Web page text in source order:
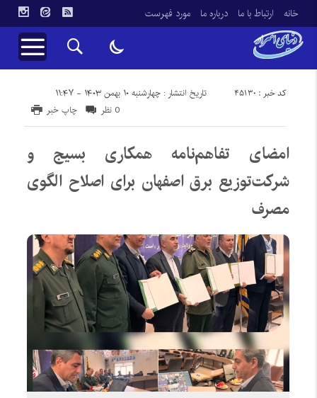
خانه ارتباط با ما درباره ما مورد فهرست
تاریخ انتشار : چهارشنبه ۱۰ بهمن ۱۴۰۳ - ۱۱:۴۷ کد خبر : 45130
چاپ خبر 0 نظر
امضای تفاهم‌نامه همکاری بسیج و
شرکت‌توزیع‌ برق اصفهان برای اصلاح الگوی
مصرف